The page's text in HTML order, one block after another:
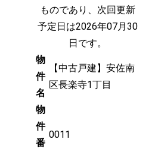
ものであり、次回更新
予定日は2026年07月30
日です。
物
件
名
【中古戸建】安佐南
区長楽寺1丁目
物
件
番
0011